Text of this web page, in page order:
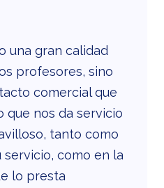
una gran calidad
profesores, sino
comercial que
que nos da servicio
tanto como
servicio, como en la
lo presta